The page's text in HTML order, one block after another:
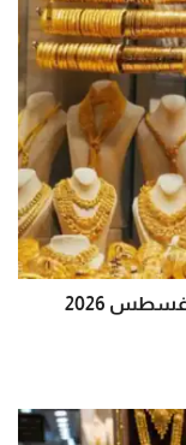
أسعار الذهب في الكويت اليوم الأربعاء 5 أغسطس 2026